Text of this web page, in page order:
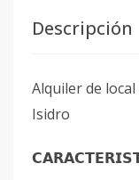
Descripción
Alquiler de
Isidro